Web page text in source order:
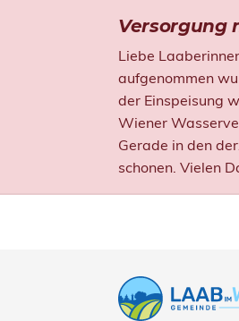
Versorgung
Liebe
aufgenommen
der Einspeisung
Wiener
Gerade in den
schonen. Vielen